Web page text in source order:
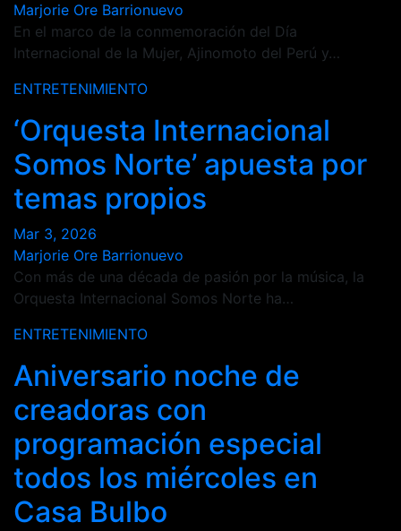
Marjorie Ore Barrionuevo
En el marco de la conmemoración del Día
Internacional de la Mujer, Ajinomoto del Perú y…
ENTRETENIMIENTO
‘Orquesta Internacional
Somos Norte’ apuesta por
temas propios
Mar 3, 2026
Marjorie Ore Barrionuevo
Con más de una década de pasión por la música, la
Orquesta Internacional Somos Norte ha…
ENTRETENIMIENTO
Aniversario noche de
creadoras con
programación especial
todos los miércoles en
Casa Bulbo